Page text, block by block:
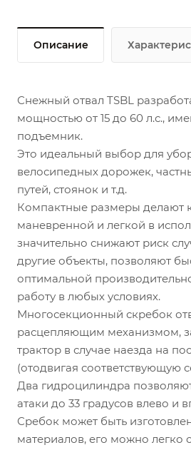
Описание
Снежный отвал TSBL
мощностью от 15 до 60 л.с.,
подъемник.
Это идеальный выбор для
велосипедных дорожек,
путей, стоянок и т.д.
Компактные размеры делают
маневренной и легкой в
значительно снижают риск
другие объекты, позволяют
оптимальной
работу в любых условиях.
Многосекционный скребок
расцепляющим механизмом,
трактор в случае наезда на
(отодвигая соответствующую
Два гидроцилиндра
атаки до 33 градусов влево и
Сребок может быть
материалов, его можно легко